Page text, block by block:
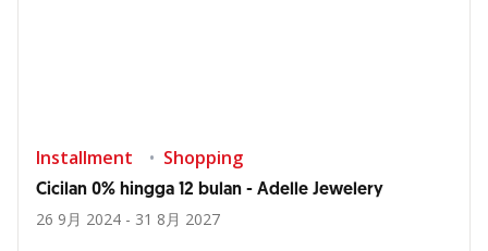
Installment Shopping
Cicilan 0% hingga 12 bulan - Adelle Jewelery
26 9月 2024 - 31 8月 2027